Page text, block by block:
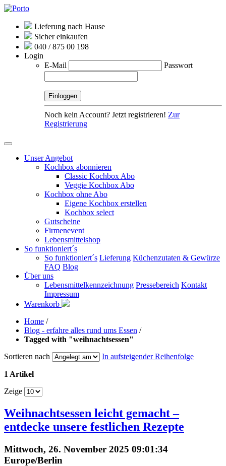
Lieferung nach Hause
Sicher einkaufen
040 / 875 00 198
Login
E-Mail
Passwort
Noch kein Account? Jetzt registrieren! Zur
Registrierung
Unser Angebot
Kochbox abonnieren
Classic Kochbox Abo
Veggie Kochbox Abo
Kochbox ohne Abo
Eigene Kochbox erstellen
Kochbox select
Gutscheine
Firmenevent
Lebensmittelshop
So funktioniert´s
So funktioniert´s Lieferung Küchenzutaten & Gewürze
FAQ Blog
Über uns
Lebensmittelkennzeichnung Pressebereich Kontakt
Impressum
Warenkorb
Home /
Blog - erfahre alles rund ums Essen /
Tagged with "weihnachtsessen"
Sortieren nach
In aufsteigender Reihenfolge
1 Artikel
Zeige
Weihnachtsessen leicht gemacht –
entdecke unsere festlichen Rezepte
Mittwoch, 26. November 2025 09:01:34
Europe/Berlin